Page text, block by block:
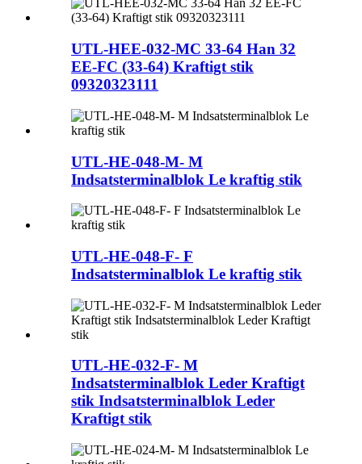
UTL-HEE-032-MC 33-64 Han 32
EE-FC (33-64) Kraftigt stik
09320323111
UTL-HE-048-M- M
Indsatsterminalblok Le kraftig stik
UTL-HE-048-F- F
Indsatsterminalblok Le kraftig stik
UTL-HE-032-F- M
Indsatsterminalblok Leder Kraftigt
stik Indsatsterminalblok Leder
Kraftigt stik